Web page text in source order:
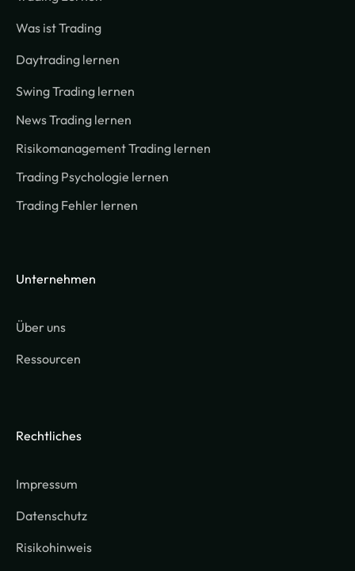
Was ist Trading
Daytrading lernen
Swing Trading lernen
News Trading lernen
Risikomanagement Trading lernen
Trading Psychologie lernen
Trading Fehler lernen
Unternehmen
Über uns
Ressourcen
Rechtliches
Impressum
Datenschutz
Risikohinweis